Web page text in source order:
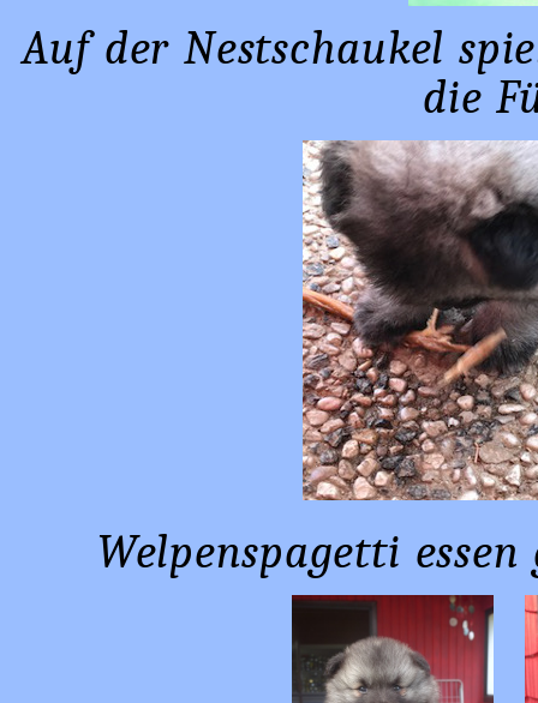
Auf der Nestschaukel
die
Welpenspagetti